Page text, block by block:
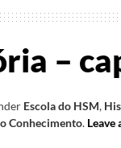
–
Escola do HSM,
Conhecimento. Leave